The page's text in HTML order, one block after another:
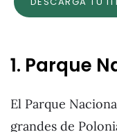
1. Parque
El Parque
grandes de